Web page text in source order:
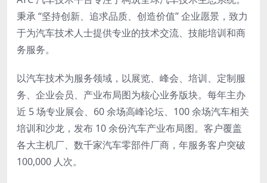
秉承 “坚持创新、追求品质、创造价值” 企业愿景，致力
于为汽车技术人士提供专业的技术交流、技能培训和商
务服务。
以汽车技术为服务领域，以展览、峰会、培训、定制服
务、企业会员、产业布局图为核心业务版块。每年主办
近 5 场专业展会、60 余场高峰论坛、100 余场汽车相关
培训和沙龙，发布 10 余份汽车产业布局图。客户覆盖
各大主机厂、数千家汽车零部件厂商，年服务客户突破
100,000 人次。